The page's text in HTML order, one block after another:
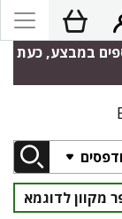
במבצע, כעת
מקוון לדוגמא